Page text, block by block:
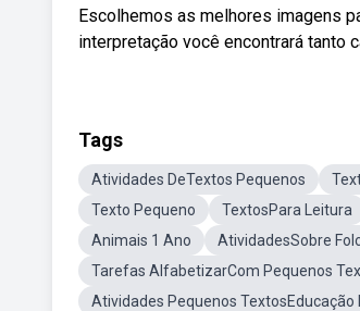
Escolhemos as melhores imagens
interpretação você encontrará tanto
Tags
Atividades DeTextos Pequenos
Texto Pequeno
TextosPara Leitura
Animais 1 Ano
AtividadesSobre
Tarefas AlfabetizarCom Pequenos
Atividades Pequenos TextosEducação